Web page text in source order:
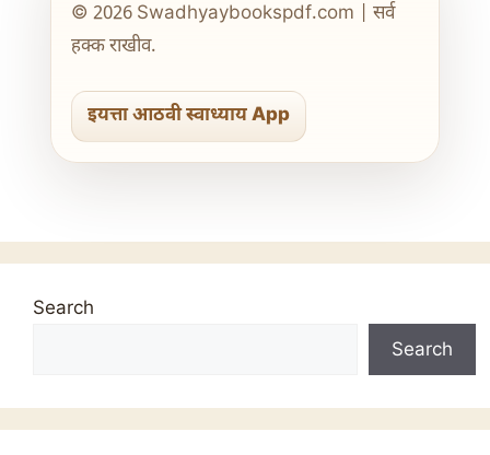
© 2026 Swadhyaybookspdf.com | सर्व
हक्क राखीव.
इयत्ता आठवी स्वाध्याय App
Search
Search